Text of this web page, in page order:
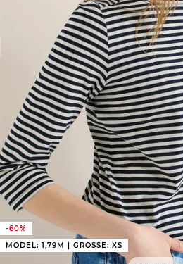
-60%
MODEL: 1,79M | GRÖSSE: XS